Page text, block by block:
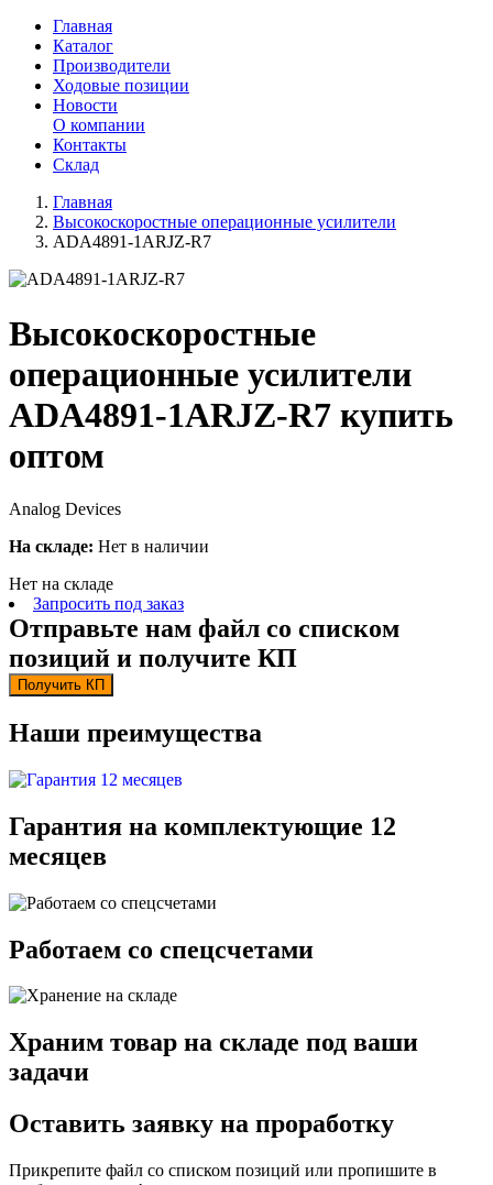
Главная
Каталог
Производители
Ходовые позиции
Новости
О компании
Контакты
Склад
Главная
Высокоскоростные операционные усилители
ADA4891-1ARJZ-R7
Высокоскоростные
операционные усилители
ADA4891-1ARJZ-R7 купить
оптом
Analog Devices
На складе: Нет в наличии
Нет на складе
Запросить под заказ
Отправьте нам файл со списком
позиций и получите КП
Получить КП
Наши преимущества
Гарантия на комплектующие 12
месяцев
Работаем со спецсчетами
Храним товар на складе под ваши
задачи
Оставить заявку на проработку
Прикрепите файл со списком позиций или пропишите в